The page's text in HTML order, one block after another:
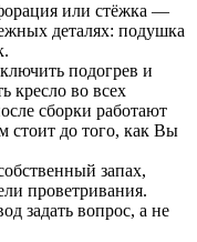
или стёжка —
деталях: подушка
подогрев и
кресло во всех
сборки работают
стоит до того, как Вы
запах,
проветривания.
задать вопрос, а не